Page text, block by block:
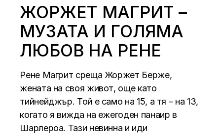
ЖОРЖЕТ МАГРИТ –
МУЗАТА И ГОЛЯМА
ЛЮБОВ НА РЕНЕ
Рене Магрит среща Жоржет Берже,
жената на своя живот, още като
тийнейджър. Той е само на 15, а тя – на 13,
когато я вижда на ежегоден панаир в
Шарлероа. Тази невинна и иди